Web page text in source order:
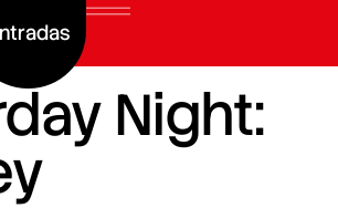
Night: